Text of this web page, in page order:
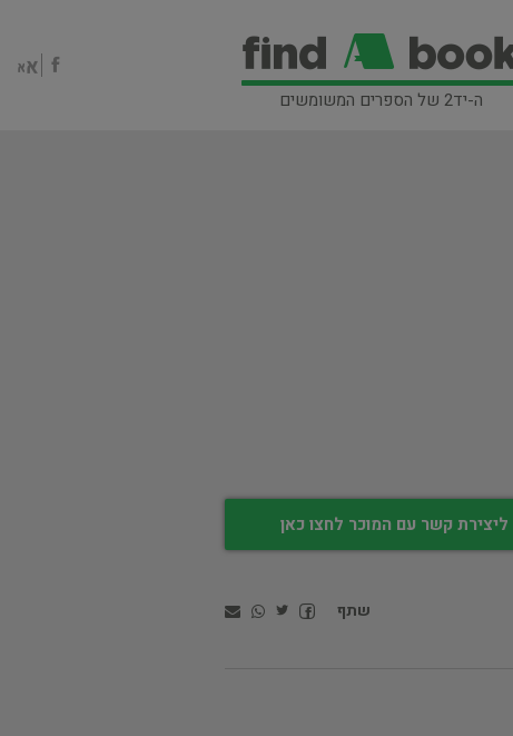
ה-יד2 של הספרים המשומשים
ליצירת קשר עם המוכר לחצו כאן
שתף